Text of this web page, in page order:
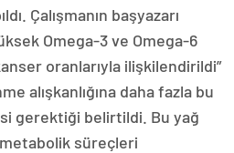
Çalışmanın başyazarı
Omega-3 ve Omega-6
oranlarıyla ilişkilendirildi”
alışkanlığına daha fazla bu
gerektiği belirtildi. Bu yağ
süreçleri